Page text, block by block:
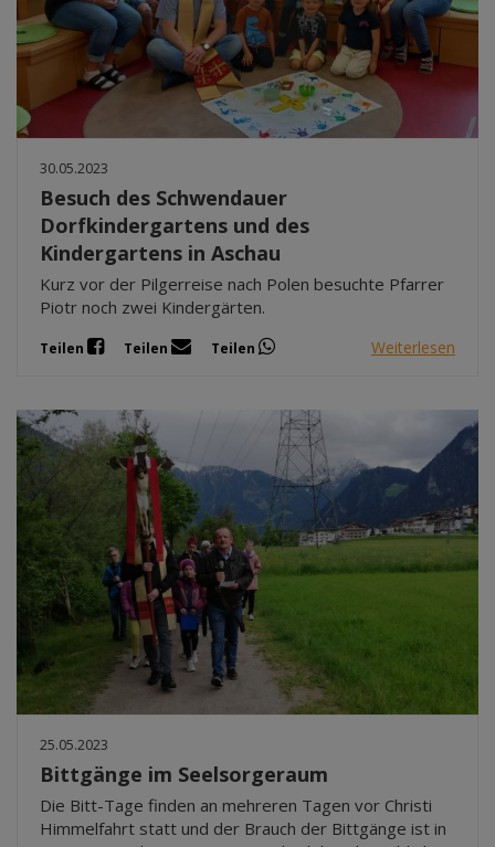
30.05.2023
Besuch des Schwendauer
Dorfkindergartens und des
Kindergartens in Aschau
Kurz vor der Pilgerreise nach Polen besuchte Pfarrer
Piotr noch zwei Kindergärten.
Teilen Teilen Teilen Weiterlesen
25.05.2023
Bittgänge im Seelsorgeraum
Die Bitt-Tage finden an mehreren Tagen vor Christi
Himmelfahrt statt und der Brauch der Bittgänge ist in